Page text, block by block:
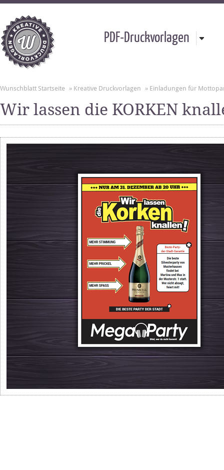
PDF-Druckvorlagen
Wunschblatt Startseite » Kreative Druckvorlagen » Einladungen für
Wir lassen die KORKEN